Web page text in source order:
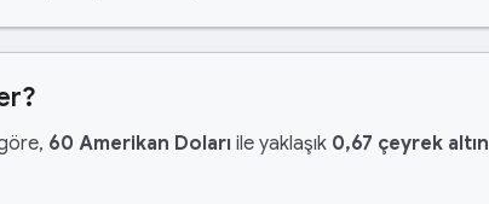
60 Amerikan Doları ile yaklaşık 0,67 çeyrek altın